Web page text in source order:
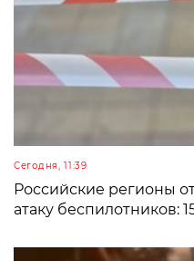
Сегодня, 11:39
Российские регионы
атаку беспилотников: